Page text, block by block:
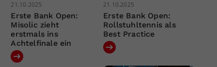
21.10.2025
Erste Bank Open:
Misolic zieht
erstmals ins
Achtelfinale ein
21.10.2025
Erste Bank Open:
Rollstuhltennis als
Best Practice